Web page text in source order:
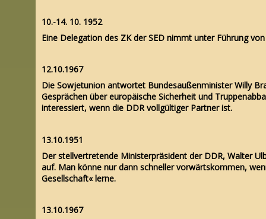
10.-14. 10. 1952
Eine Delegation des ZK der SED nimmt unter Führung
12.10.1967
Die Sowjetunion antwortet Bundesaußenminister Willy
Gesprächen über europäische Sicherheit und
interessiert, wenn die DDR vollgültiger Partner ist.
13.10.1951
Der stellvertretende Ministerpräsident der DDR, Walter
auf. Man könne nur dann schneller vorwärtskommen,
Gesellschaft« lerne.
13.10.1967